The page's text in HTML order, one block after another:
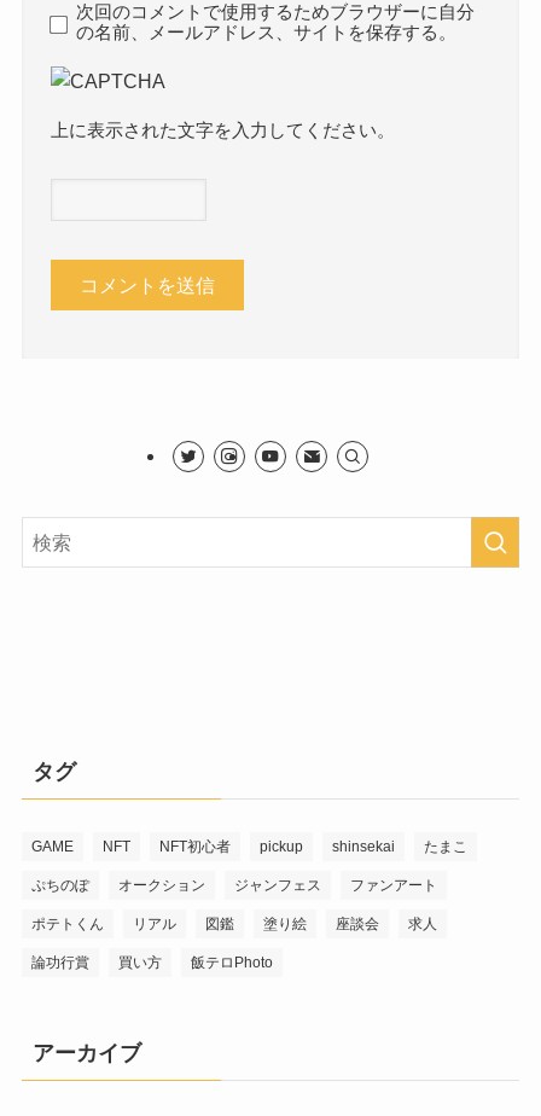
次回のコメントで使用するためブラウザーに自分
の名前、メールアドレス、サイトを保存する。
上に表示された文字を入力してください。
タグ
GAME NFT NFT初心者 pickup shinsekai たまこ
ぷちのぽ オークション ジャンフェス ファンアート
ポテトくん リアル 図鑑 塗り絵 座談会 求人
論功行賞 買い方 飯テロPhoto
アーカイブ